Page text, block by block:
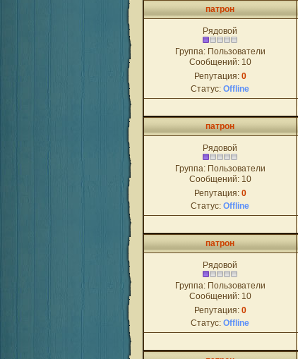
патрон
Рядовой
Группа: Пользователи
Сообщений: 10
Репутация: 0
Статус: Offline
патрон
Рядовой
Группа: Пользователи
Сообщений: 10
Репутация: 0
Статус: Offline
патрон
Рядовой
Группа: Пользователи
Сообщений: 10
Репутация: 0
Статус: Offline